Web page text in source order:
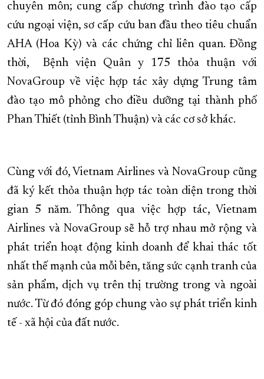
chuyên môn; cung cấp chương trình đào tạo cấp
cứu ngoại viện, sơ cấp cứu ban đầu theo tiêu chuẩn
AHA (Hoa Kỳ) và các chứng chỉ liên quan. Đồng
thời, Bệnh viện Quân y 175 thỏa thuận với
NovaGroup về việc hợp tác xây dựng Trung tâm
đào tạo mô phỏng cho điều dưỡng tại thành phố
Phan Thiết (tỉnh Bình Thuận) và các cơ sở khác.
Cùng với đó, Vietnam Airlines và NovaGroup cũng
đã ký kết thỏa thuận hợp tác toàn diện trong thời
gian 5 năm. Thông qua việc hợp tác, Vietnam
Airlines và NovaGroup sẽ hỗ trợ nhau mở rộng và
phát triển hoạt động kinh doanh để khai thác tốt
nhất thế mạnh của mỗi bên, tăng sức cạnh tranh của
sản phẩm, dịch vụ trên thị trường trong và ngoài
nước. Từ đó đóng góp chung vào sự phát triển kinh
tế - xã hội của đất nước.